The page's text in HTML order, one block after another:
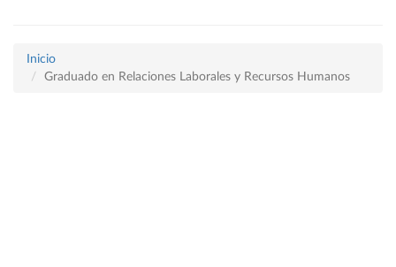
Inicio
Graduado en Relaciones Laborales y Recursos Humanos